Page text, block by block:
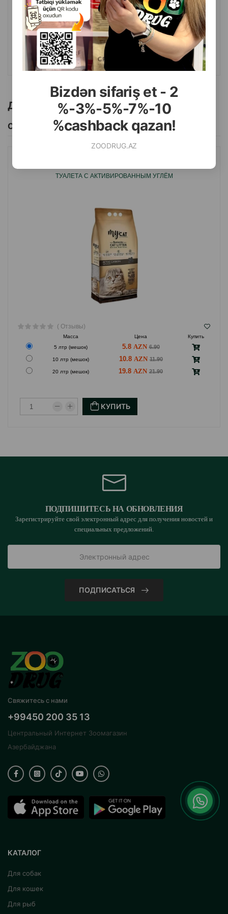
Bizdən sifariş et - 2
%-3%-5%-7%-10
%cashback qazan!
ZOODRUG.AZ
5 кг (мешок) 8.50
10 кг (мешок) 16.00
КУПИТЬ
Другие товоры бренда
Смотреть Все
ТУАЛЕТА С АКТИВИРОВАННЫМ УГЛЁМ
( Отзывы)
Масса Цена
Купить
5 лтр (мешок)
5.8 6.90
10 лтр (мешок) 10.8 11.90
20 лтр (мешок) 19.8 21.90
КУПИТЬ
ПОДПИШИТЕСЬ НА ОБНОВЛЕНИЯ
Зарегистрируйте свой электронный адрес для получения новостей и
специальных предложений.
ПОДПИСАТЬСЯ
Свяжитесь с нами
+99450 200 35 13
Центральный Интернет Зоомагазин
Азербайджана
КАТАЛОГ
Для собак
Для кошек
Для рыб